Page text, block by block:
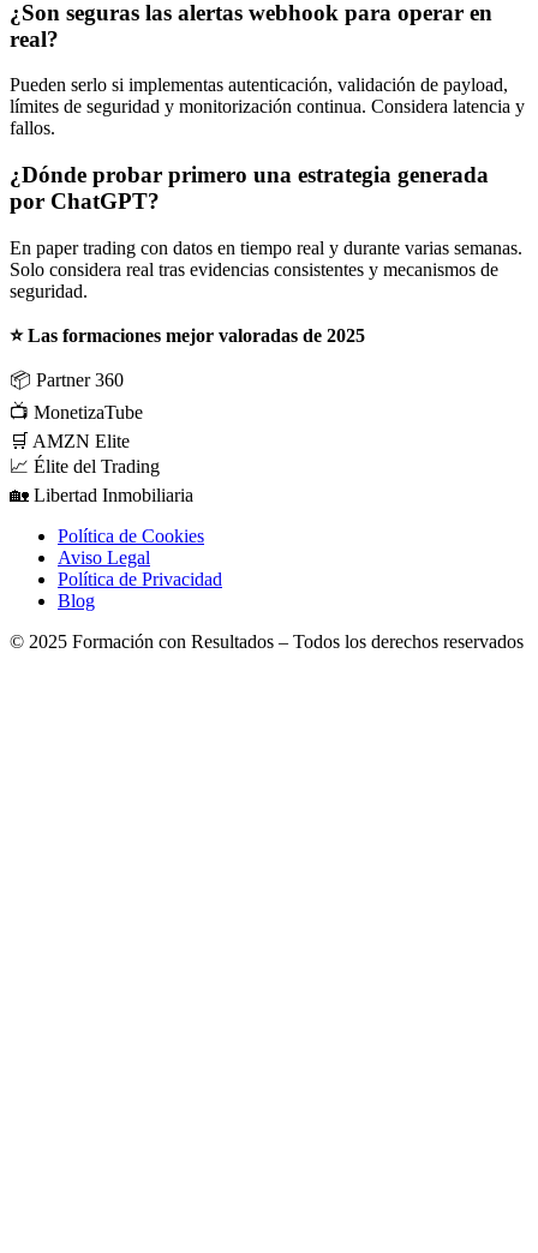
¿Son seguras las alertas webhook para operar en
real?
Pueden serlo si implementas autenticación, validación de payload,
límites de seguridad y monitorización continua. Considera latencia y
fallos.
¿Dónde probar primero una estrategia generada
por ChatGPT?
En paper trading con datos en tiempo real y durante varias semanas.
Solo considera real tras evidencias consistentes y mecanismos de
seguridad.
⭐ Las formaciones mejor valoradas de 2025
📦 Partner 360
📺 MonetizaTube
🛒 AMZN Elite
📈 Élite del Trading
🏡 Libertad Inmobiliaria
Política de Cookies
Aviso Legal
Política de Privacidad
Blog
© 2025 Formación con Resultados – Todos los derechos reservados